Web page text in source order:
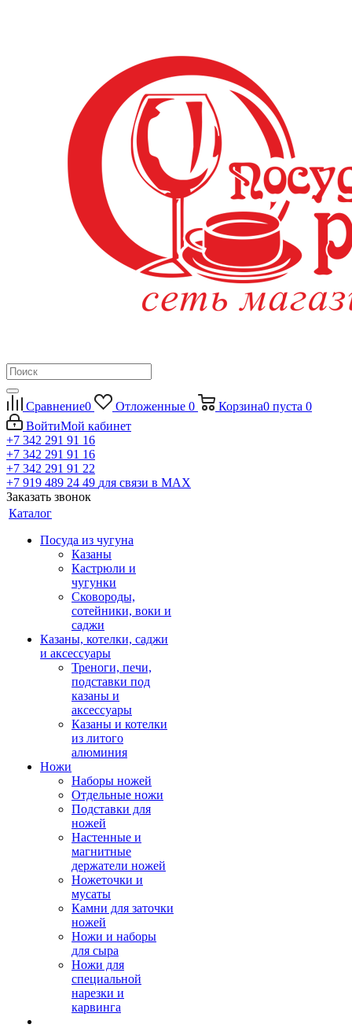
Сравнение0 Отложенные 0 Корзина0 пуста 0
ВойтиМой кабинет
+7 342 291 91 16
+7 342 291 91 16
+7 342 291 91 22
+7 919 489 24 49 для связи в МАХ
Заказать звонок
Каталог
Посуда из чугуна
Казаны
Кастрюли и
чугунки
Сковороды,
сотейники, воки и
саджи
Казаны, котелки, саджи
и аксессуары
Треноги, печи,
подставки под
казаны и
аксессуары
Казаны и котелки
из литого
алюминия
Ножи
Наборы ножей
Отдельные ножи
Подставки для
ножей
Настенные и
магнитные
держатели ножей
Ножеточки и
мусаты
Камни для заточки
ножей
Ножи и наборы
для сыра
Ножи для
специальной
нарезки и
карвинга